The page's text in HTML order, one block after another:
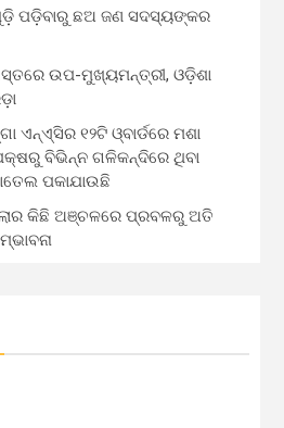
ପଡ଼ିବାରୁ ଛଅ ଜଣ ସଦସ୍ୟଙ୍କର
ଉପ-ମୁଖ୍ୟମନ୍ତ୍ରୀ, ଓଡ଼ିଶା
ଏନ୍‌ଏ୍‌ସିର ୧୨ଟି ଓ୍ବାର୍ଡରେ ମଶା
ବିଭିନ୍ନ ଗଳିକନ୍ଦିରେ ଥିବା
ପକାଯାଉଛି
କିଛି ଅଞ୍ଚଳରେ ପ୍ରବଳରୁ ଅତି